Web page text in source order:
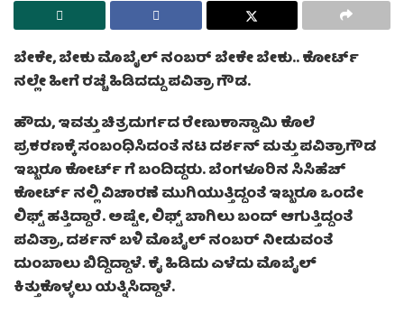
ಬೇಕೇ, ಬೇಕು ಮೊಬೈಲ್ ನಂಬರ್ ಬೇಕೇ ಬೇಕು.. ಕೋರ್ಟ್
ನಲ್ಲೇ ಹೀಗೆ ರಚ್ಚೆ ಹಿಡಿದದ್ದು ಪವಿತ್ರಾ ಗೌಡ.
ಹೌದು, ಇವತ್ತು ಚಿತ್ರದುರ್ಗದ ರೇಣುಕಾಸ್ವಾಮಿ ಕೊಲೆ
ಪ್ರಕರಣಕ್ಕೆ ಸಂಬಂಧಿಸಿದಂತೆ ನಟ ದರ್ಶನ್ ಮತ್ತು ಪವಿತ್ರಾಗೌಡ
ಇಬ್ಬರೂ ಕೋರ್ಟ್ ಗೆ ಬಂದಿದ್ದರು. ಬೆಂಗಳೂರಿನ ಸಿಸಿಹೆಚ್
ಕೋರ್ಟ್ ನಲ್ಲಿ ವಿಚಾರಣೆ ಮುಗಿಯುತ್ತಿದ್ದಂತೆ ಇಬ್ಬರೂ ಒಂದೇ
ಲಿಫ್ಟ್ ಹತ್ತಿದ್ದಾರೆ. ಅಷ್ಟೇ, ಲಿಫ್ಟ್ ಬಾಗಿಲು ಬಂದ್ ಆಗುತ್ತಿದ್ದಂತೆ
ಪವಿತ್ರಾ, ದರ್ಶನ್ ಬಳಿ ಮೊಬೈಲ್ ನಂಬರ್ ನೀಡುವಂತೆ
ದುಂಬಾಲು ಬಿದ್ದಿದ್ದಾಳೆ. ಕೈ ಹಿಡಿದು ಎಳೆದು ಮೊಬೈಲ್
ಕಿತ್ತುಕೊಳ್ಳಲು ಯತ್ನಿಸಿದ್ದಾಳೆ.